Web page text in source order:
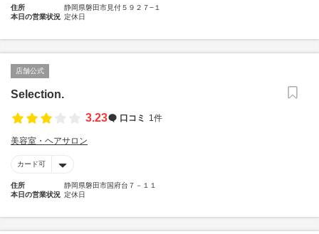
住所
静岡県磐田市見付５９２７−１
本日の営業状況 定休日
店舗公式
Selection.
3.23
口コミ 1件
美容室・ヘアサロン
カード可
住所
静岡県磐田市国府台７－１１
本日の営業状況 定休日